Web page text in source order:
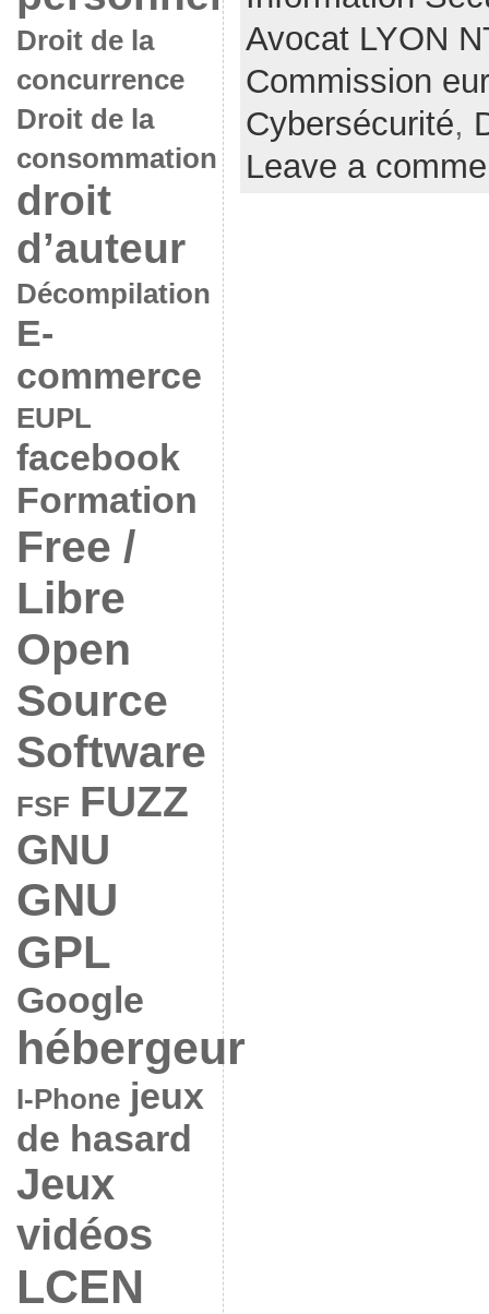
Droit de la
concurrence
Droit de la
consommation
droit
d’auteur
Décompilation
E-
commerce
EUPL
facebook
Formation
Free /
Libre
Open
Source
Software
FSF FUZZ
GNU
GNU
GPL
Google
hébergeur
I-Phone jeux
de hasard
Jeux
vidéos
LCEN
Avocat LYON
Commission
Cybersécurité,
Leave a